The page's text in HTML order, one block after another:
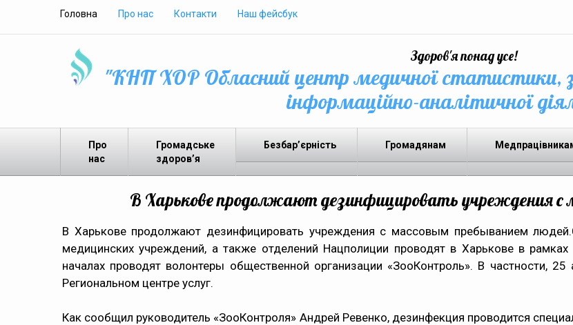
Головна Про нас Контакти Наш фейсбук
Здоров'я понад усе!
"КНП ХОР Обласний центр медичної статистики,
інформаційно-аналітичної
Про
нас
Громадське
здоров’я
Безбар’єрність Громадянам
В Харькове продолжают дезинфицировать учреждения
В Харькове продолжают дезинфицировать учреждения с массовым пребыванием
медицинских учреждений, а также отделений Нацполиции проводят в Харькове в
началах проводят волонтеры общественной организации «ЗооКонтроль». В частности,
Региональном центре услуг.
Как сообщил руководитель «ЗооКонтроля» Андрей Ревенко, дезинфекция проводится